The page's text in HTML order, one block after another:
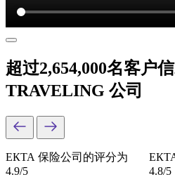
超过2,654,000名客户
TRAVELING 公司
ЕКТА 保险公司的评分为
4.9/5
4.8/5